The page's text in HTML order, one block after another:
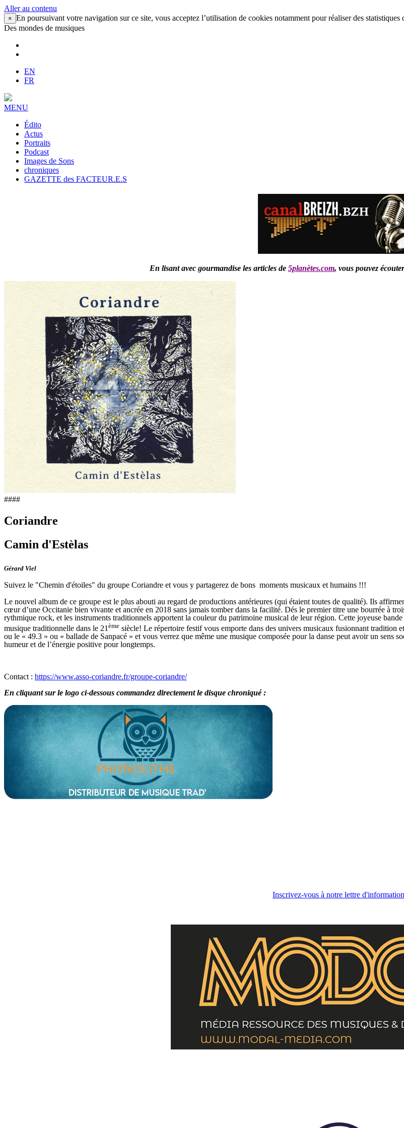
Aller au contenu
× En poursuivant votre navigation sur ce site, vous acceptez l’utilisation de cookies notamment pour réaliser des
Des mondes de musiques
EN
FR
MENU
Édito
Actus
Portraits
Podcast
Images de Sons
chroniques
GAZETTE des FACTEUR.E.S
En lisant avec gourmandise les articles de 5planètes.com, vous pouvez
####
Coriandre
Camin d'Estèlas
Gérard Viel
Suivez le "Chemin d'étoiles" du groupe Coriandre et vous y partagerez de bons moments musicaux et humains !!!
Le nouvel album de ce groupe est le plus abouti au regard de productions antérieures (qui étaient toutes de qualité). Ils
cœur d’une Occitanie bien vivante et ancrée en 2018 sans jamais tomber dans la facilité. Dés le premier titre une bourrée à
rythmique rock, et les instruments traditionnels apportent la couleur du patrimoine musical de leur région. Cette joyeuse
musique traditionnelle dans le 21 ème siècle! Le répertoire festif vous emporte dans des univers musicaux fusionnant tradition
ou le « 49.3 » ou « ballade de Sanpacé » et vous verrez que même une musique composée pour la danse peut avoir un
humeur et de l’énergie positive pour longtemps.
Contact : https://www.asso-coriandre.fr/groupe-coriandre/
En cliquant sur le logo ci-dessous commandez directement le disque chroniqué :
Inscrivez-vous à notre lettre d'information